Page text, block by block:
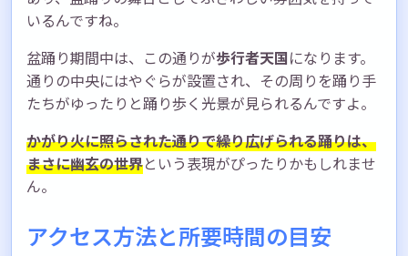
いるんですね。
盆踊り期間中は、この通りが歩行者天国になります。
通りの中央にはやぐらが設置され、その周りを踊り手
たちがゆったりと踊り歩く光景が見られるんですよ。
かがり火に照らされた通りで繰り広げられる踊りは、
まさに幽玄の世界という表現がぴったりかもしれませ
ん。
アクセス方法と所要時間の目安